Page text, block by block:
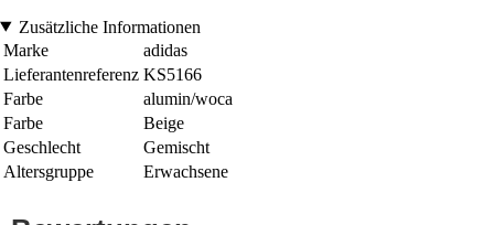
Zusätzliche Informationen
Marke
adidas
Lieferantenreferenz KS5166
Farbe
alumin/woca
Farbe
Beige
Geschlecht
Gemischt
Altersgruppe
Erwachsene